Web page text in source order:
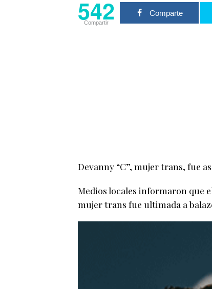
542
Compartir
Comparte
Devanny “C”, mujer trans, fue
Medios locales informaron que
mujer trans fue ultimada a